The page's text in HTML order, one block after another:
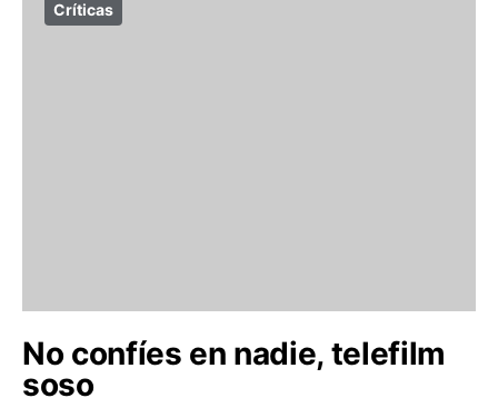
Críticas
No confíes en nadie, telefilm
soso